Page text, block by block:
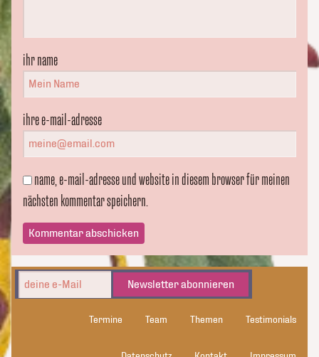
ihr name
ihre e-mail-adresse
name, e-mail-adresse und website in diesem browser für meinen
nächsten kommentar speichern.
Newsletter abonnieren
Termine Team Themen Testimonials